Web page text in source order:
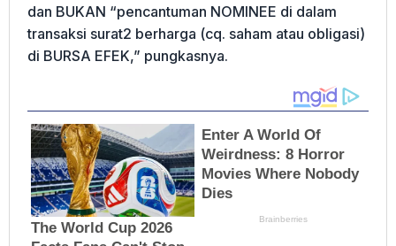
dan BUKAN “pencantuman NOMINEE di dalam
transaksi surat2 berharga (cq. saham atau obligasi)
di BURSA EFEK,” pungkasnya.